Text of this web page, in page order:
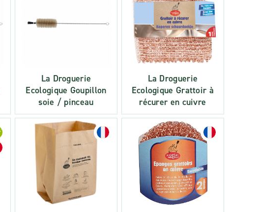
La Droguerie
Ecologique Goupillon
soie / pinceau
La Droguerie
Ecologique Grattoir à
récurer en cuivre